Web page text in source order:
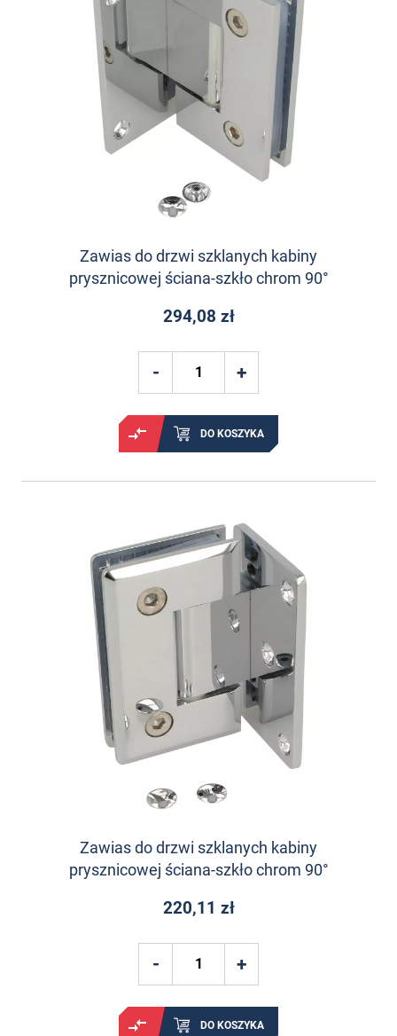
Zawias do drzwi szklanych kabiny
prysznicowej ściana-szkło chrom 90°
294,08 zł
DO KOSZYKA
Zawias do drzwi szklanych kabiny
prysznicowej ściana-szkło chrom 90°
220,11 zł
DO KOSZYKA